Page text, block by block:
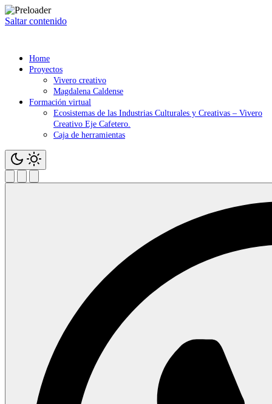
Saltar contenido
Home
Proyectos
Vivero creativo
Magdalena Caldense
Formación virtual
Ecosistemas de las Industrias Culturales y Creativas – Vivero
Creativo Eje Cafetero.
Caja de herramientas